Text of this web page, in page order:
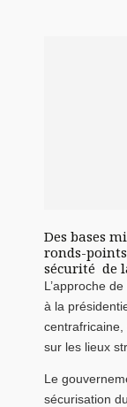
Des bases
ronds-
sécurité de
L’approche
à la
centrafricaine,
sur les lieux
Le
sécurisation